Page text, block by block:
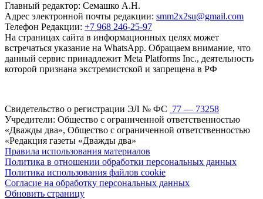
Главный редактор: Семашко А.Н.
Адрес электронной почты редакции: smm2x2su@gmail.com
Телефон Редакции: +7 968 246-25-97
На страницах сайта в информационных целях может
встречаться указание на WhatsApp. Обращаем внимание, что
данный сервис принадлежит Meta Platforms Inc., деятельность
которой признана экстремистской и запрещена в РФ
Свидетельство о регистрации ЭЛ № ФС 77 — 73258
Учредители: Общество с ограниченной ответственностью
«Дважды два», Общество с ограниченной ответственностью
«Редакция газеты «Дважды два»
Правила использования материалов
Политика в отношении обработки персональных данных
Политика использования файлов cookie
Согласие на обработку персональных данных
Обновить страницу